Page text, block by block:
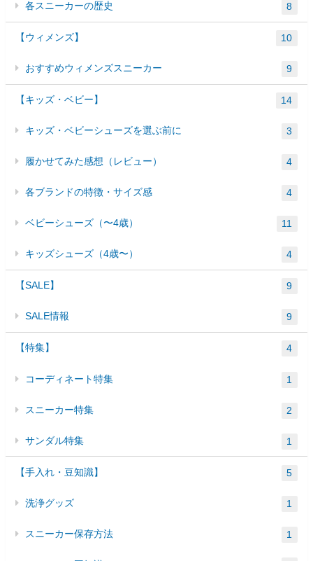
各スニーカーの歴史 8
【ウィメンズ】 10
おすすめウィメンズスニーカー 9
【キッズ・ベビー】 14
キッズ・ベビーシューズを選ぶ前に 3
履かせてみた感想（レビュー） 4
各ブランドの特徴・サイズ感 4
ベビーシューズ（〜4歳） 11
キッズシューズ（4歳〜） 4
【SALE】 9
SALE情報 9
【特集】 4
コーディネート特集 1
スニーカー特集 2
サンダル特集 1
【手入れ・豆知識】 5
洗浄グッズ 1
スニーカー保存方法 1